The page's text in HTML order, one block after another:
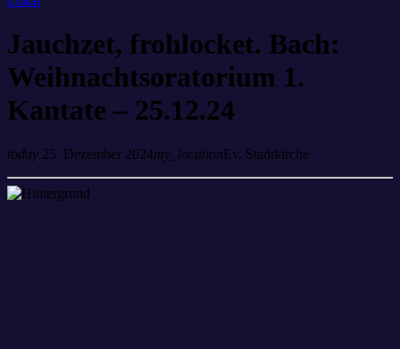
Jauchzet, frohlocket. Bach:
Weihnachtsoratorium 1.
Kantate – 25.12.24
today 25. Dezember 2024my_locationEv. Stadtkirche